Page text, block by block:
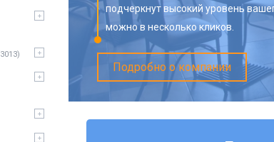
подчеркнут высокий уровень
можно в несколько кликов.
Подробно о компании
3013